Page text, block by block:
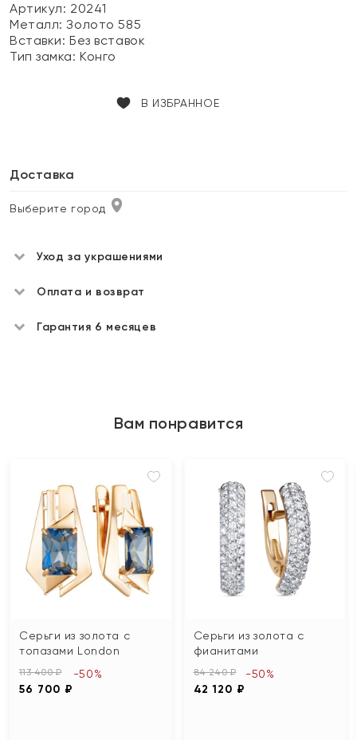
Артикул: 20241
Металл:Золото 585
Вставки:Без вставок
Тип замка:Конго
В ИЗБРАННОЕ
Доставка
Выберите город
Уход за украшениями
Оплата и возврат
Гарантия 6 месяцев
Вам понравится
Серьги из золота с
топазами London
113 400 ₽
56 700 ₽
-50%
Серьги из золота с
фианитами
84 240 ₽
42 120 ₽
-50%